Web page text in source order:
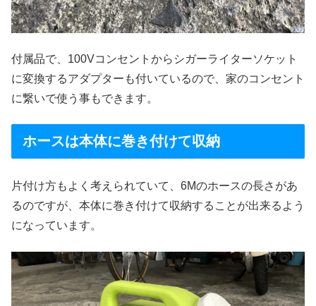
付属品で、100Vコンセントからシガーライターソケット
に変換するアダプターも付いているので、家のコンセント
に繋いで使う事もできます。
ホースは本体に巻き付けて収納
片付け方もよく考えられていて、6Mのホースの長さがあ
るのですが、本体に巻き付けて収納することが出来るよう
になっています。